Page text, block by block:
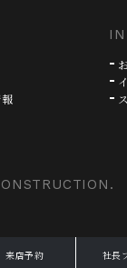
来店予約 社長